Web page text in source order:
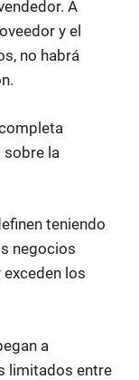
A
y el
no habrá
sobre la
teniendo
negocios
los
a
limitados entre